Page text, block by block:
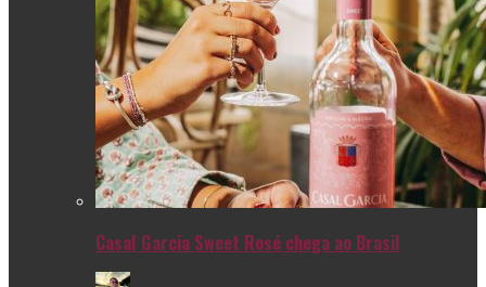
Casal Garcia Sweet Rosé chega ao Brasil